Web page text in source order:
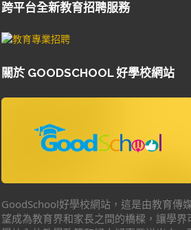
跨平台全新教育招聘服務
關於 GOODSCHOOL 好學校網站
GoodSchool好學校網站，這是由教育傳
望成為教育界和家長之間的橋樑，讓學